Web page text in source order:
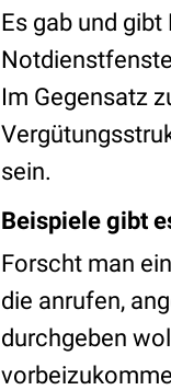
Es gab und
Im Gegensatz
sein.
Beispiele gibt
Forscht man
die anrufen,
durchgeben